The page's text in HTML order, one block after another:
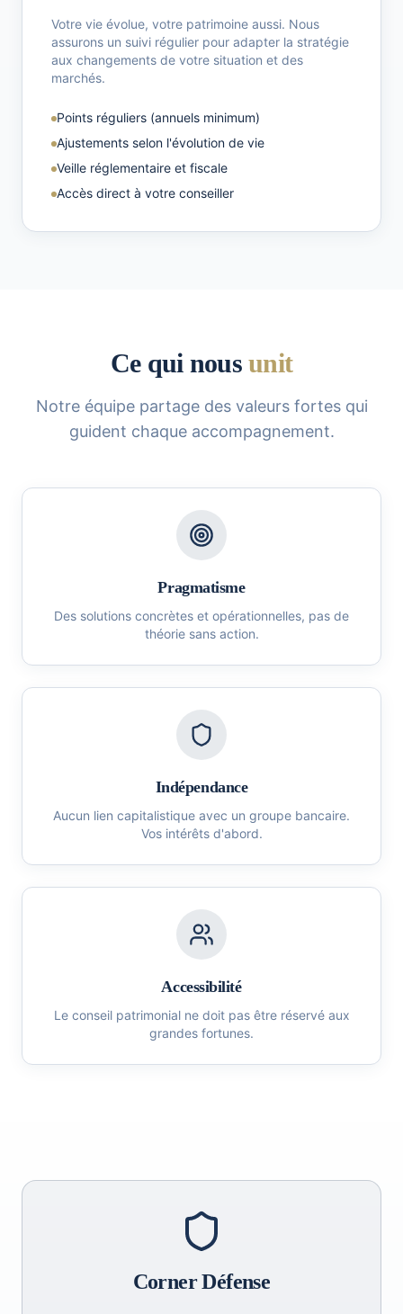
Votre vie évolue, votre patrimoine aussi. Nous
assurons un suivi régulier pour adapter la stratégie
aux changements de votre situation et des
marchés.
Points réguliers (annuels minimum)
Ajustements selon l'évolution de vie
Veille réglementaire et fiscale
Accès direct à votre conseiller
Ce qui nous unit
Notre équipe partage des valeurs fortes qui
guident chaque accompagnement.
Pragmatisme
Des solutions concrètes et opérationnelles, pas de
théorie sans action.
Indépendance
Aucun lien capitalistique avec un groupe bancaire.
Vos intérêts d'abord.
Accessibilité
Le conseil patrimonial ne doit pas être réservé aux
grandes fortunes.
Corner Défense